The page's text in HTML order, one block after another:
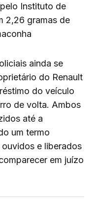
Instituto de
2,26 gramas de
ainda se
do Renault
do veículo
de volta. Ambos
até a
um termo
e liberados
em juízo